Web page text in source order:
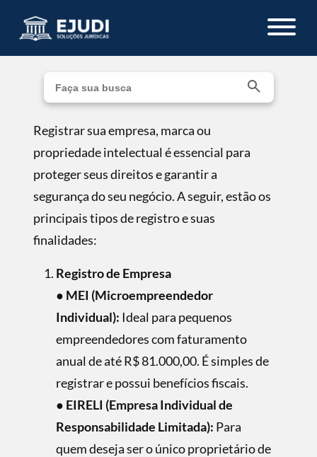
Registrar sua empresa, marca ou
propriedade intelectual é essencial para
proteger seus direitos e garantir a
segurança do seu negócio. A seguir, estão os
principais tipos de registro e suas
finalidades:
Registro de Empresa
● MEI (Microempreendedor
Individual): Ideal para pequenos
empreendedores com faturamento
anual de até R$ 81.000,00. É simples de
registrar e possui benefícios fiscais.
● EIRELI (Empresa Individual de
Responsabilidade Limitada): Para
quem deseja ser o único proprietário de